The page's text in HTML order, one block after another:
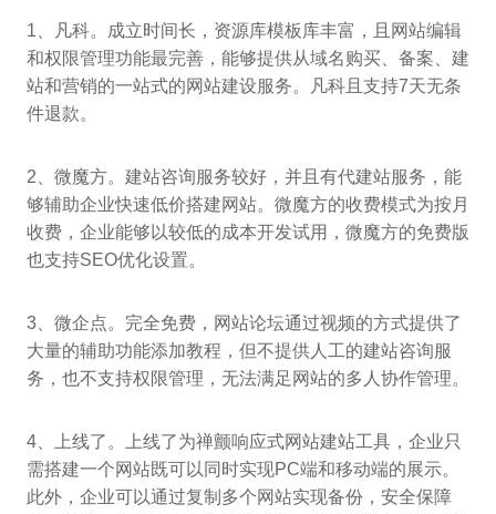
1、凡科。成立时间长，资源库模板库丰富，且网站编辑
和权限管理功能最完善，能够提供从域名购买、备案、建
站和营销的一站式的网站建设服务。凡科且支持7天无条
件退款。
2、微魔方。建站咨询服务较好，并且有代建站服务，能
够辅助企业快速低价搭建网站。微魔方的收费模式为按月
收费，企业能够以较低的成本开发试用，微魔方的免费版
也支持SEO优化设置。
3、微企点。完全免费，网站论坛通过视频的方式提供了
大量的辅助功能添加教程，但不提供人工的建站咨询服
务，也不支持权限管理，无法满足网站的多人协作管理。
4、上线了。上线了为禅颤响应式网站建站工具，企业只
需搭建一个网站既可以同时实现PC端和移动端的展示。
此外，企业可以通过复制多个网站实现备份，安全保障